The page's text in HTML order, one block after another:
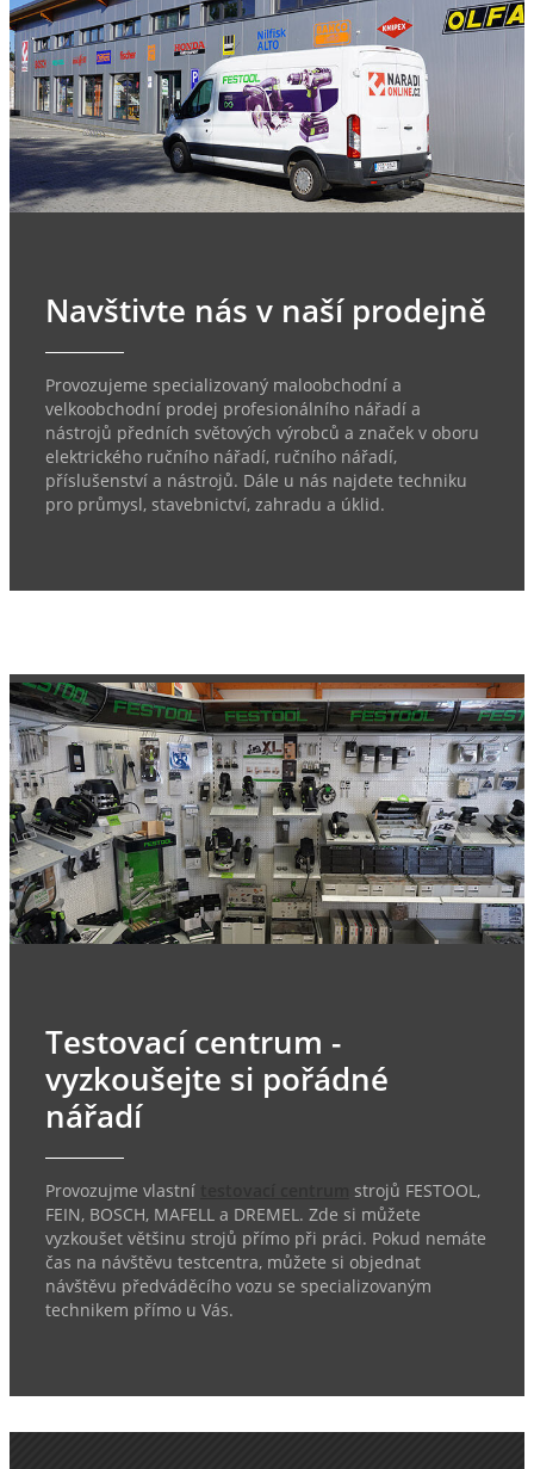
Navštivte nás v naší prodejně
Provozujeme specializovaný maloobchodní a
velkoobchodní prodej profesionálního nářadí a
nástrojů předních světových výrobců a značek v oboru
elektrického ručního nářadí, ručního nářadí,
příslušenství a nástrojů. Dále u nás najdete techniku
pro průmysl, stavebnictví, zahradu a úklid.
Testovací centrum -
vyzkoušejte si pořádné
nářadí
Provozujme vlastní
strojů FESTOOL,
FEIN, BOSCH, MAFELL a DREMEL. Zde si můžete
vyzkoušet většinu strojů přímo při práci. Pokud nemáte
čas na návštěvu testcentra, můžete si objednat
návštěvu předváděcího vozu se specializovaným
technikem přímo u Vás.